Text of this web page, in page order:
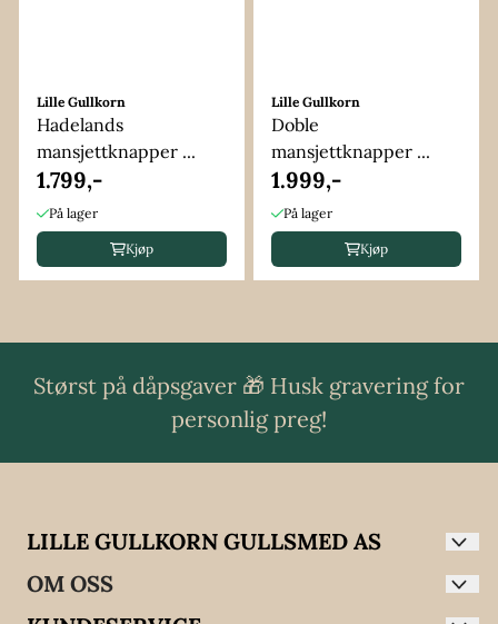
Lille Gullkorn
Hadelands
mansjettknapper ...
1.799,-
På lager
Kjøp
Lille Gullkorn
Doble
mansjettknapper ...
1.999,-
På lager
Kjøp
Størst på dåpsgaver 🎁 Husk gravering for
personlig preg!
LILLE GULLKORN GULLSMED AS
Hos Lille Gullkorn finner du et stort utvalg av
dåpsgaver, smykker, klokker og søljer fra kjente
OM OSS